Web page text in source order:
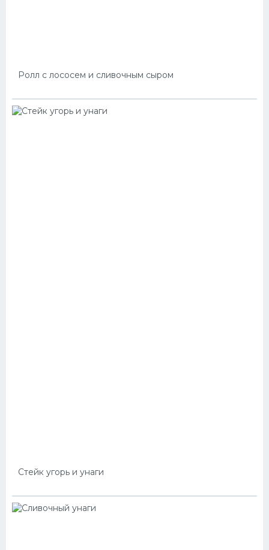
Ролл с лососем и сливочным сыром
Стейк угорь и унаги